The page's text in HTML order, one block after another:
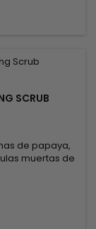
SCRUB
de papaya,
muertas de
Purifying
suaviza los
después de...